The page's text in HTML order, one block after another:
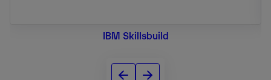
IBM Skillsbuild